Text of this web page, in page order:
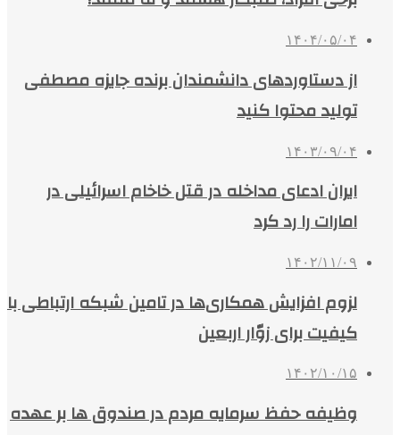
۱۴۰۴/۰۵/۰۴
از دستاوردهای دانشمندان برنده جایزه مصطفی
تولید محتوا کنید
۱۴۰۳/۰۹/۰۴
ایران ادعای مداخله در قتل خاخام اسرائیلی در
امارات را رد کرد
۱۴۰۲/۱۱/۰۹
لزوم افزایش همکاری‌ها در تامین شبکه ارتباطی با
کیفیت برای زوّار اربعین
۱۴۰۲/۱۰/۱۵
وظیفه حفظ سرمایه مردم در صندوق‌ ها بر عهده